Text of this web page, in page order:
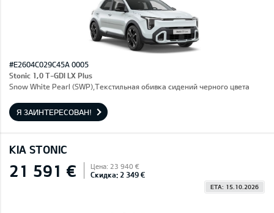
#E2604C029C45A 0005
Stonic 1,0 T-GDI LX Plus
Snow White Pearl (SWP),Текстильная обивка сидений черного цвета
Я ЗАИНТЕРЕСОВАН!
KIA STONIC
21 591 € Цена: 23 940 €
Скидка: 2 349 €
ETA: 15.10.2026